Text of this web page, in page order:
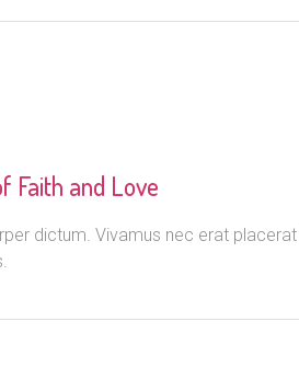
Faith and Love
dictum. Vivamus nec erat